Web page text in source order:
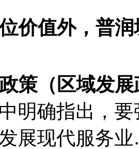
价值外，普
策（区域发
明确指出，
展现代服务